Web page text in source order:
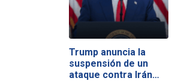
Trump anuncia la
suspensión de un
ataque contra Irán…